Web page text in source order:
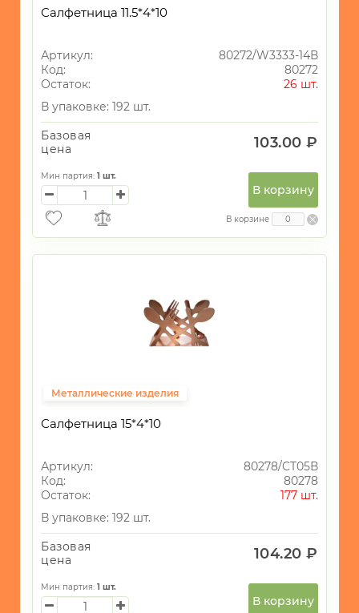
Салфетница 11.5*4*10
Артикул:
80272/W3333-14В
Код:
80272
Остаток:
26 шт.
В упаковке: 192 шт.
Базовая
цена
103.00 ₽
Мин партия: 1 шт.
В корзину
В корзине
Металлические изделия
Салфетница 15*4*10
Артикул:
80278/CT05В
Код:
80278
Остаток:
177 шт.
В упаковке: 192 шт.
Базовая
цена
104.20 ₽
Мин партия: 1 шт.
В корзину